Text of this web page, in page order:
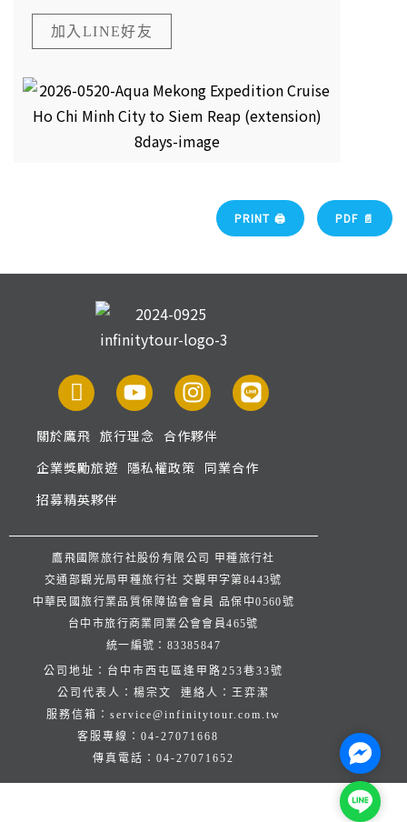
加入LINE好友
PRINT 🖨 PDF 📄
關於鷹飛 旅行理念 合作夥伴
企業獎勵旅遊 隱私權政策 同業合作
招募精英夥伴
鷹飛國際旅行社股份有限公司 甲種旅行社
交通部觀光局甲種旅行社 交觀甲字第8443號
中華民國旅行業品質保障協會會員 品保中0560號
台中市旅行商業同業公會會員465號
統一編號：83385847
公司地址：台中市西屯區逢甲路253巷33號
公司代表人：楊宗文 連絡人：王弈潔
服務信箱： service@infinitytour.com.tw
客服專線： 04-27071668
傳真電話： 04-27071652
Line@